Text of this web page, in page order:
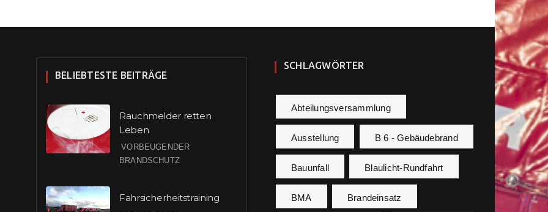
BELIEBTESTE BEITRÄGE
Rauchmelder retten
Leben
VORBEUGENDER
BRANDSCHUTZ
Fahrsicherheitstraining
SCHLAGWÖRTER
Abteilungsversammlung
Ausstellung B 6 - Gebäudebrand
Bauunfall Blaulicht-Rundfahrt
BMA Brandeinsatz